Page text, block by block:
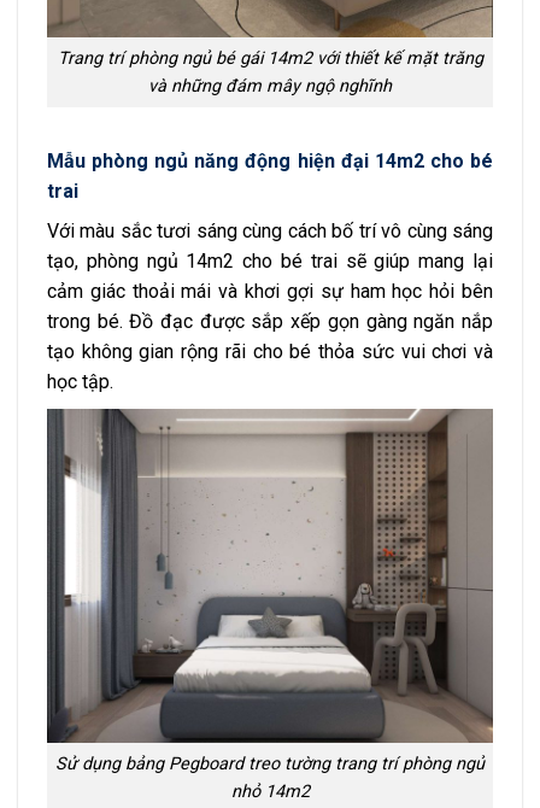
Trang trí phòng ngủ bé gái 14m2 với thiết kế mặt trăng
và những đám mây ngộ nghĩnh
Mẫu phòng ngủ năng động hiện đại 14m2 cho bé
trai
Với màu sắc tươi sáng cùng cách bố trí vô cùng sáng
tạo, phòng ngủ 14m2 cho bé trai sẽ giúp mang lại
cảm giác thoải mái và khơi gợi sự ham học hỏi bên
trong bé. Đồ đạc được sắp xếp gọn gàng ngăn nắp
tạo không gian rộng rãi cho bé thỏa sức vui chơi và
học tập.
Sử dụng bảng Pegboard treo tường trang trí phòng ngủ
nhỏ 14m2